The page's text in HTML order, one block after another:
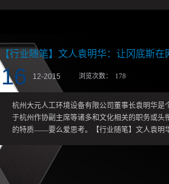
品牌的壁挂炉产品，笔者建议在国内应采用先水
挂炉，这样不仅产品质量有保证，安装和售后服
十四小时为你开...
力上：1、燃气壁挂炉额定功率，是指在国标
气壁挂炉，是严格按照国家标准设计生产产品。
天然气炉前压力（国标2000帕），那么壁挂炉就
温度控制都是没有问题的，壁挂炉寿命也可以达
题是：我们所使用的天然气压力是不稳定的（我
定性不谈）。冬季燃气压力低，夏季燃气压力高
的燃气压力也不稳定，用气高峰期燃气压力低，
夏季燃气用气高峰期，燃气压力也远远高于额定
解了。为什么会出现这样的问题呢？根本原因
气设计标准较发达国家设计标准差距较大，许多
况的发展。举例说明：有项指标我们一直沿用前
杭州大元人工环境设备有限公司董事长袁明华是
于杭州作协副主席等诸多和文化相关的职务或头
的特质——要么爱思考。【行业随笔】文人袁明
让冈底斯在网上安家袁明华对网络营销的重视程
这种渴求突破的精神或许将为冈底斯带来新气象
2015
-
12
16 浏览次数： 178